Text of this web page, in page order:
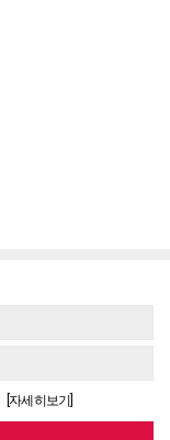
[자세히보기]